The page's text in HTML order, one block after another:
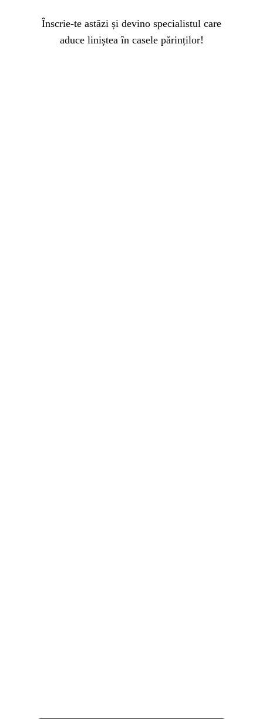
Înscrie-te astăzi și devino specialistul care
aduce liniștea în casele părinților!